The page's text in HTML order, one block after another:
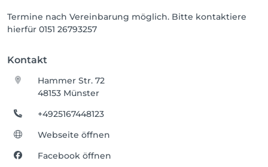
Termine nach Vereinbarung möglich. Bitte kontaktiere
hierfür 0151 26793257
Kontakt
Hammer Str. 72
48153 Münster
+4925167448123
Webseite öffnen
Facebook öffnen